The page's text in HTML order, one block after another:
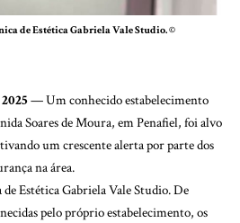
de Estética Gabriela Vale Studio. ©
— Um conhecido estabelecimento
Soares de Moura, em Penafiel, foi alvo
um crescente alerta por parte dos
na área.
Estética Gabriela Vale Studio. De
pelo próprio estabelecimento, os